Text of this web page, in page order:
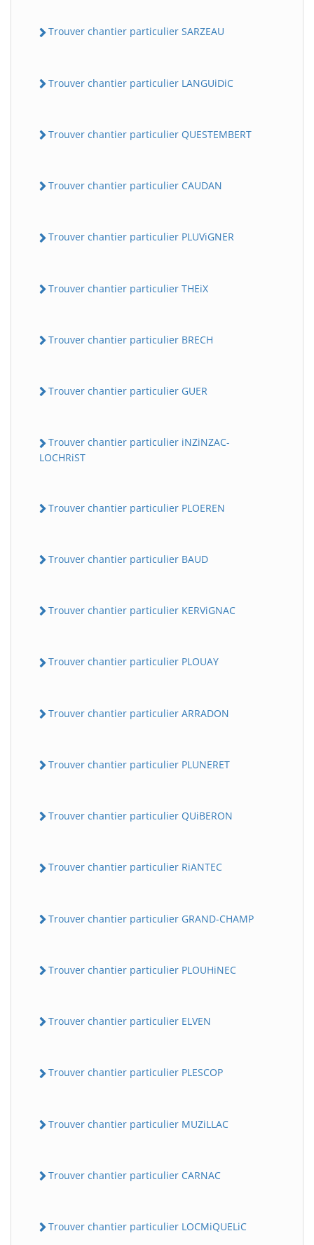
Trouver chantier particulier SARZEAU
Trouver chantier particulier LANGUiDiC
Trouver chantier particulier QUESTEMBERT
Trouver chantier particulier CAUDAN
Trouver chantier particulier PLUViGNER
Trouver chantier particulier THEiX
Trouver chantier particulier BRECH
Trouver chantier particulier GUER
Trouver chantier particulier iNZiNZAC-
LOCHRiST
Trouver chantier particulier PLOEREN
Trouver chantier particulier BAUD
Trouver chantier particulier KERViGNAC
Trouver chantier particulier PLOUAY
Trouver chantier particulier ARRADON
Trouver chantier particulier PLUNERET
Trouver chantier particulier QUiBERON
Trouver chantier particulier RiANTEC
Trouver chantier particulier GRAND-CHAMP
Trouver chantier particulier PLOUHiNEC
Trouver chantier particulier ELVEN
Trouver chantier particulier PLESCOP
Trouver chantier particulier MUZiLLAC
Trouver chantier particulier CARNAC
Trouver chantier particulier LOCMiQUELiC